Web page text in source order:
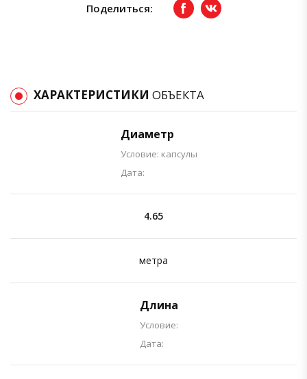
Поделиться: FacebookвКонтакте
ХАРАКТЕРИСТИКИ ОБЪЕКТА
Диаметр
Условие: капсулы
Дата:
4.65
метра
Длина
Условие:
Дата: